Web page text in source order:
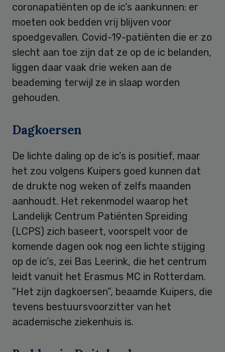
coronapatiënten op de ic’s aankunnen: er
moeten ook bedden vrij blijven voor
spoedgevallen. Covid-19-patiënten die er zo
slecht aan toe zijn dat ze op de ic belanden,
liggen daar vaak drie weken aan de
beademing terwijl ze in slaap worden
gehouden.
Dagkoersen
De lichte daling op de ic’s is positief, maar
het zou volgens Kuipers goed kunnen dat
de drukte nog weken of zelfs maanden
aanhoudt. Het rekenmodel waarop het
Landelijk Centrum Patiënten Spreiding
(LCPS) zich baseert, voorspelt voor de
komende dagen ook nog een lichte stijging
op de ic’s, zei Bas Leerink, die het centrum
leidt vanuit het Erasmus MC in Rotterdam.
“Het zijn dagkoersen”, beaamde Kuipers, die
tevens bestuursvoorzitter van het
academische ziekenhuis is.